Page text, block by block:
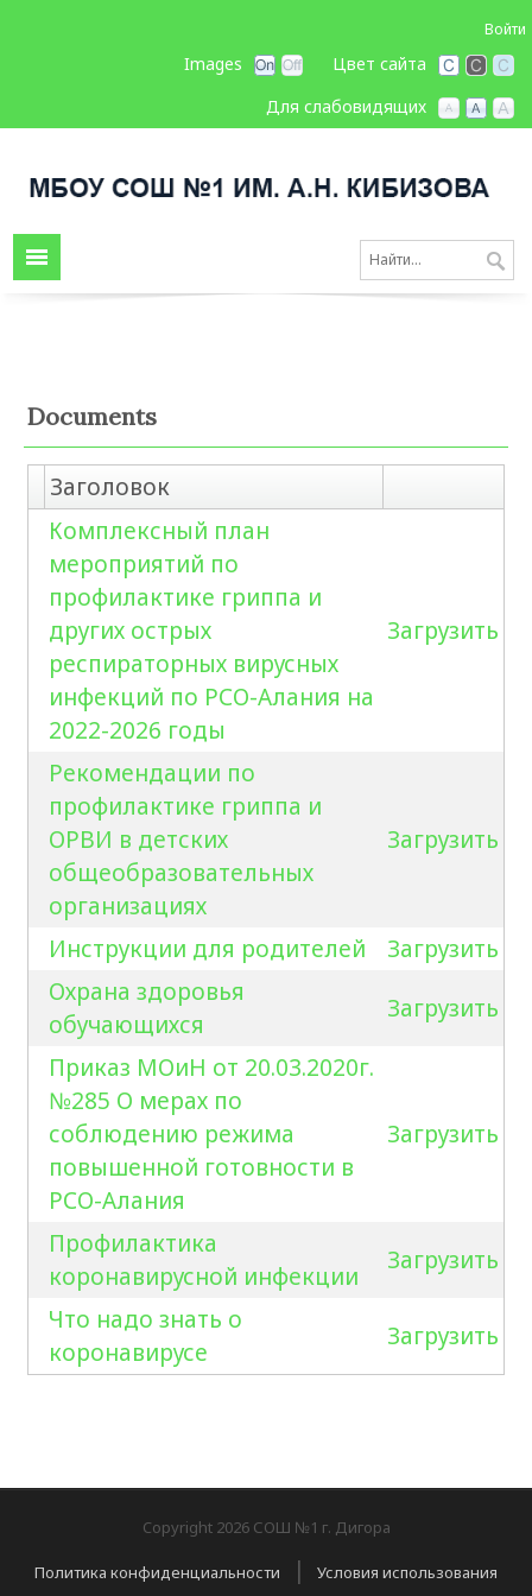
Войти
Цвет сайта
Images
Для слабовидящих
Documents
Заголовок
Комплексный план
мероприятий по
профилактике гриппа и
других острых
респираторных вирусных
инфекций по РСО-Алания на
2022-2026 годы
Загрузить
Рекомендации по
профилактике гриппа и
ОРВИ в детских
общеобразовательных
организациях
Загрузить
Инструкции для родителей
Загрузить
Охрана здоровья
обучающихся
Загрузить
Приказ МОиН от 20.03.2020г.
№285 О мерах по
соблюдению режима
повышенной готовности в
РСО-Алания
Загрузить
Профилактика
коронавирусной инфекции
Загрузить
Что надо знать о
коронавирусе
Загрузить
Copyright 2026 СОШ №1 г. Дигора
Политика конфиденциальности | Условия использования